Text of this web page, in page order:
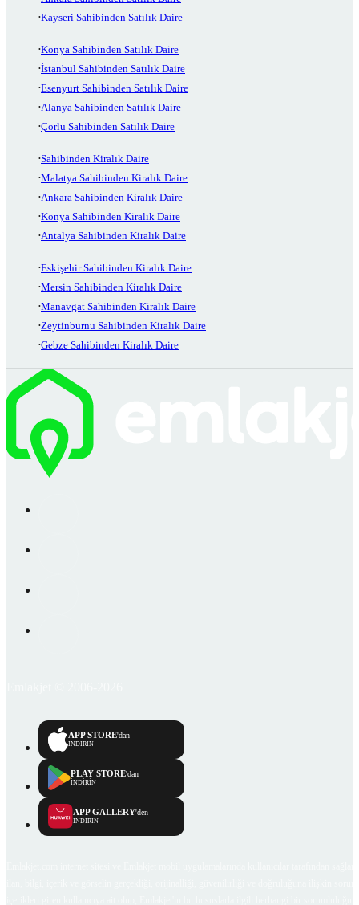
Kayseri Sahibinden Satılık Daire
Konya Sahibinden Satılık Daire
İstanbul Sahibinden Satılık Daire
Esenyurt Sahibinden Satılık Daire
Alanya Sahibinden Satılık Daire
Çorlu Sahibinden Satılık Daire
Sahibinden Kiralık Daire
Malatya Sahibinden Kiralık Daire
Ankara Sahibinden Kiralık Daire
Konya Sahibinden Kiralık Daire
Antalya Sahibinden Kiralık Daire
Eskişehir Sahibinden Kiralık Daire
Mersin Sahibinden Kiralık Daire
Manavgat Sahibinden Kiralık Daire
Zeytinburnu Sahibinden Kiralık Daire
Gebze Sahibinden Kiralık Daire
APP STORE'dan
İNDİRİN
PLAY STORE'dan
İNDİRİN
APP GALLERY'den
İNDİRİN